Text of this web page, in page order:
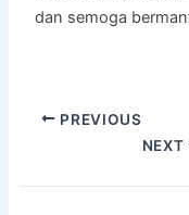
dan semoga
PREVIOUS
NEXT